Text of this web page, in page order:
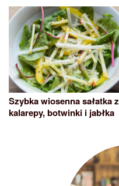
Szybka wiosenna sałatka z
kalarepy, botwinki i jabłka